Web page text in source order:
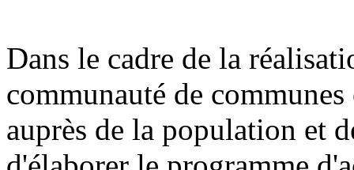
Dans le cadre de la
communauté de
auprès de la population et